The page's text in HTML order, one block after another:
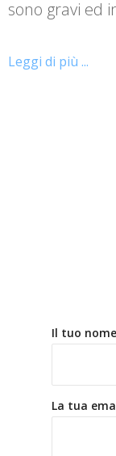
sono gravi ed
Leggi di più ...
Il tuo nome
La tua